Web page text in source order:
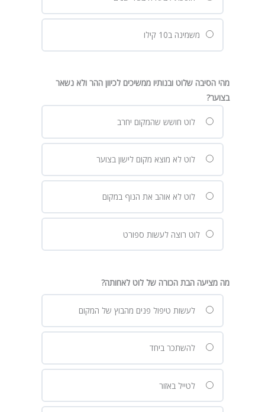
משמינה ב10 קילו
מהי הסיבה שלוט ובנותיו ממשיכים לכיוון ההר ולא נשאר
בצוער?
לוט חושש שהמקום יחרב
לוט לא מוצא מקום לישון בצוער
לוט לא אוהב את הנוף במקום
לוט רוצה לעשות ספורט
מה מציעה הבת הכורה של לוט לאחותה?
לעשות טיפול פנים מהבוץ של המקום
להשתכר ביחד
לטייל באזור